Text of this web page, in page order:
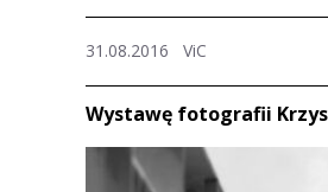
31.08.2016 ViC
Wystawę fotografii